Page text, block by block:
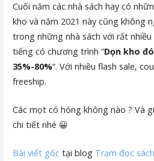
Cuối năm các nhà sách hay có
kho và năm 2021 này cũng không
trong những nhà sách với rất nhiều
tiếng có chương trình “Dọn kho
35%-80%“. Với nhiều flash sale,
freeship.
Các mọt có hóng không nào ? Và
chi tiết nhé 😀
Bài viết gốctại blogTrạm đọc sách